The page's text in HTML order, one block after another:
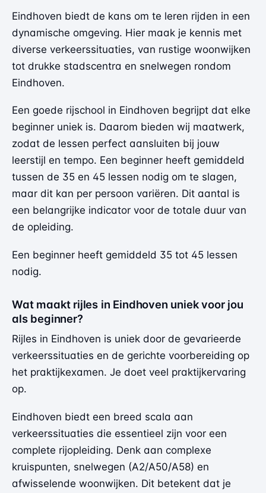
Eindhoven biedt de kans om te leren rijden in een
dynamische omgeving. Hier maak je kennis met
diverse verkeerssituaties, van rustige woonwijken
tot drukke stadscentra en snelwegen rondom
Eindhoven.
Een goede rijschool in Eindhoven begrijpt dat elke
beginner uniek is. Daarom bieden wij maatwerk,
zodat de lessen perfect aansluiten bij jouw
leerstijl en tempo. Een beginner heeft gemiddeld
tussen de 35 en 45 lessen nodig om te slagen,
maar dit kan per persoon variëren. Dit aantal is
een belangrijke indicator voor de totale duur van
de opleiding.
Een beginner heeft gemiddeld 35 tot 45 lessen
nodig.
Wat maakt rijles in Eindhoven uniek voor jou
als beginner?
Rijles in Eindhoven is uniek door de gevarieerde
verkeerssituaties en de gerichte voorbereiding op
het praktijkexamen. Je doet veel praktijkervaring
op.
Eindhoven biedt een breed scala aan
verkeerssituaties die essentieel zijn voor een
complete rijopleiding. Denk aan complexe
kruispunten, snelwegen (A2/A50/A58) en
afwisselende woonwijken. Dit betekent dat je